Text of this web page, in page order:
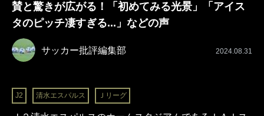
賛と驚きが広がる！「初めてみる光景」「アイス
タのピッチ凄すぎる...」などの声
サッカー批評編集部 2024.08.31
J2 清水エスパルス Ｊリーグ